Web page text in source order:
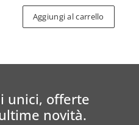
Aggiungi al carrello
unici, offerte
novità.